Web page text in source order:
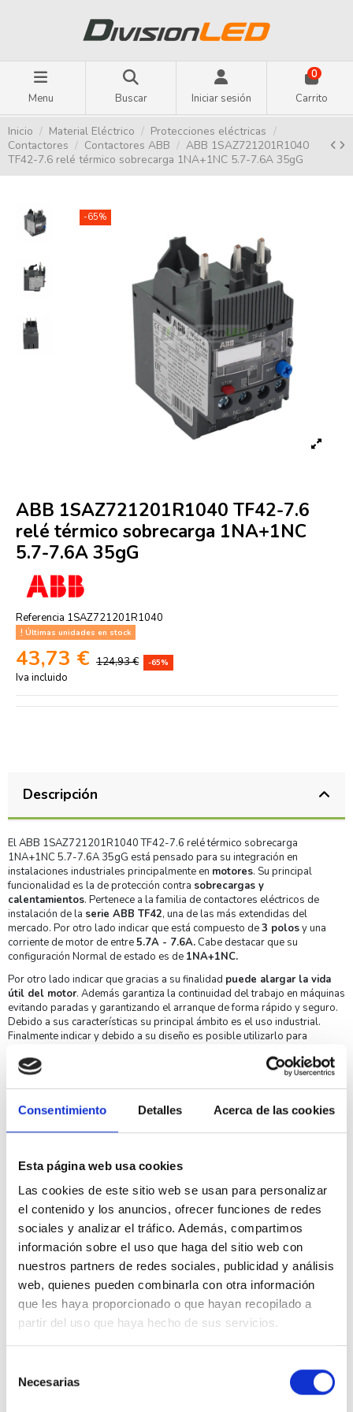
Consentimiento Detalles Acerca de las cookies
Esta página web usa cookies
Las cookies de este sitio web se usan para personalizar
el contenido y los anuncios, ofrecer funciones de redes
sociales y analizar el tráfico. Además, compartimos
información sobre el uso que haga del sitio web con
nuestros partners de redes sociales, publicidad y análisis
web, quienes pueden combinarla con otra información
que les haya proporcionado o que hayan recopilado a
partir del uso que haya hecho de sus servicios.
Necesarias
Menu Buscar Iniciar sesión
0
Carrito
Inicio Material Eléctrico
Protecciones eléctricas
Contactores
Contactores ABB
ABB 1SAZ721201R1040
TF42-7.6 relé térmico sobrecarga 1NA+1NC 5.7-7.6A 35gG
-65%
ABB 1SAZ721201R1040 TF42-7.6
relé térmico sobrecarga 1NA+1NC
5.7-7.6A 35gG
Referencia 1SAZ721201R1040
Últimas unidades en stock
43,73 € 124,93 € -65%
Iva incluido
Descripción
El ABB 1SAZ721201R1040 TF42-7.6 relé térmico sobrecarga
1NA+1NC 5.7-7.6A 35gG está pensado para su integración en
instalaciones industriales principalmente en motores. Su principal
funcionalidad es la de protección contra sobrecargas y
calentamientos. Pertenece a la familia de contactores eléctricos de
instalación de la serie ABB TF42, una de las más extendidas del
mercado. Por otro lado indicar que está compuesto de3 polosy una
corriente de motor de entre5.7A - 7.6A.Cabe destacar que su
configuración Normal de estado es de 1NA+1NC.
Por otro lado indicar que gracias a su finalidad puede alargar la vida
útil del motor. Además garantiza la continuidad del trabajo en máquinas
evitando paradas y garantizando el arranque de forma rápido y seguro.
Debido a sus características su principal ámbito es el uso industrial.
Finalmente indicar y debido a su diseño es posible utilizarlo para
Ventajas y características del ABB 1SAZ721201R1040
TF42-7.6 relé térmico sobrecarga 1NA+1NC 5.7-7.6A 35gG
Su diseño es muy compacto, reducido de tamaño y con bajo
El número de polos es de3 Polos.
Configuración normal de estado 1NA+1NC .
Corriente de motor entre
5.7A - 7.6A.
Pertenece a la serie ABB TF42.
Asimismo indicar que su rango de temperatura de funcionamiento
es de-25°C a +60°C.